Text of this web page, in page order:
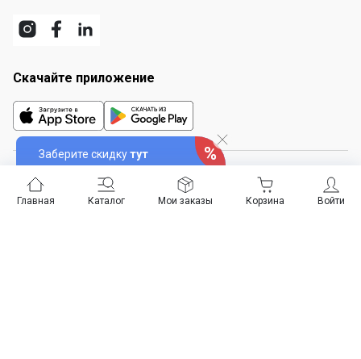
Главная Каталог Войти
Мои заказы Корзина
Заберите скидкутут
Скачайте приложение
© Офис Эксперт, 2012–2026
Публичная оферта